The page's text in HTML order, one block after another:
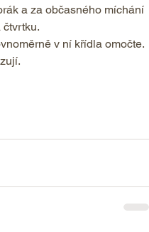
a za občasného míchání
v ní křídla omočte.